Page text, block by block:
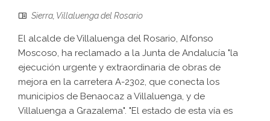
Sierra Villaluenga del Rosario
El alcalde de Villaluenga del Rosario, Alfonso
Moscoso, ha reclamado a la Junta de Andalucía "la
ejecución urgente y extraordinaria de obras de
mejora en la carretera A-2302, que conecta los
municipios de Benaocaz a Villaluenga, y de
Villaluenga a Grazalema". "El estado de esta vía es